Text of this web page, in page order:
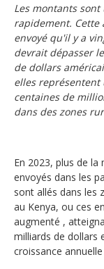
Les montants
rapidement. Cette
envoyé qu'il y a
devrait dépasser
de dollars
elles représentent
centaines de
dans des zones
En 2023, plus de
envoyés dans les
sont allés dans les
au Kenya, ou ces
augmenté ,
milliards de dollars
croissance